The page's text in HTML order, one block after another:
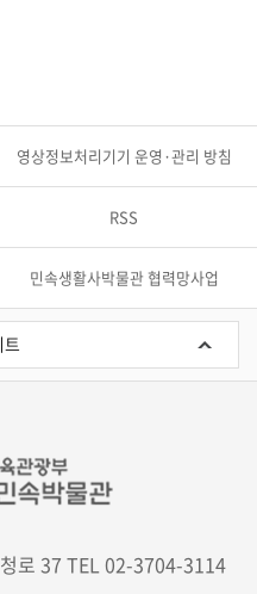
영상정보처리기기 운영·관리 방침
RSS
민속생활사박물관 협력망사업
로 37 TEL 02-3704-3114